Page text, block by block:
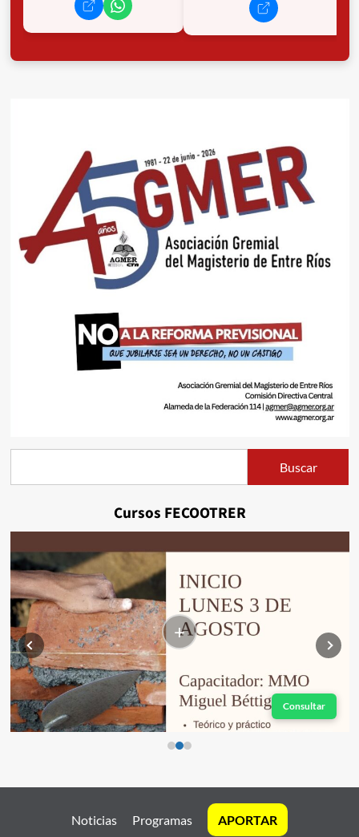
Buscar
Cursos FECOOTRER
+
Consultar
Noticias Programas APORTAR